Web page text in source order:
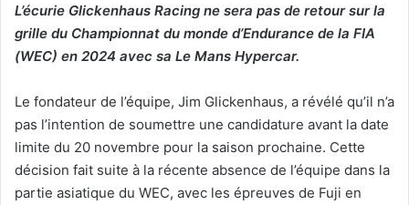
L’écurie Glickenhaus Racing ne sera pas de retour sur la
grille du Championnat du monde d’Endurance de la FIA
(WEC) en 2024 avec sa Le Mans Hypercar.
Le fondateur de l’équipe, Jim Glickenhaus, a révélé qu’il n’a
pas l’intention de soumettre une candidature avant la date
limite du 20 novembre pour la saison prochaine. Cette
décision fait suite à la récente absence de l’équipe dans la
partie asiatique du WEC, avec les épreuves de Fuji en